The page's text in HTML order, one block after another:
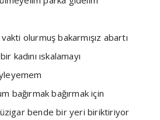
olurmuş bakarmışız abartı
kadını ıskalamayı
bağırmak bağırmak için
rüzigar bende bir yeri biriktiriyor